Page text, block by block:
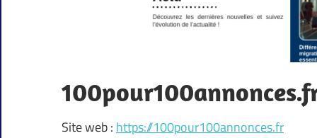
Site web : https://100pour100annonces.fr